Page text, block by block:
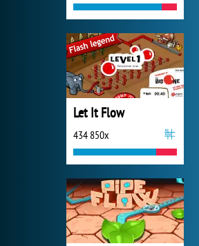
Let It Flow
434 850x